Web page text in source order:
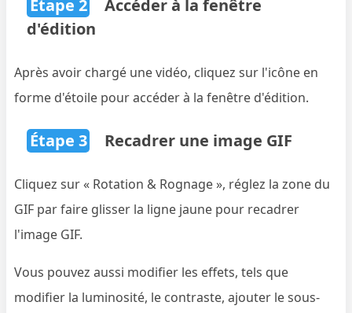
Étape 2
Accéder à la fenêtre
d'édition
Après avoir chargé une vidéo, cliquez sur l'icône en
forme d'étoile pour accéder à la fenêtre d'édition.
Étape 3 Recadrer une image GIF
Cliquez sur « Rotation & Rognage », réglez la zone du
GIF par faire glisser la ligne jaune pour recadrer
l'image GIF.
Vous pouvez aussi modifier les effets, tels que
modifier la luminosité, le contraste, ajouter le sous-